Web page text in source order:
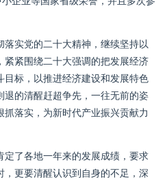
实党的二十大精神，继续坚持以
紧围绕二十大强调的把发展经济
标，以推进经济建设和发展特色
的清醒赶超争先，一往无前的姿
落实，为新时代产业振兴贡献力
定了各地一年来的发展成绩，要求
更要清醒认识到自身的不足，深